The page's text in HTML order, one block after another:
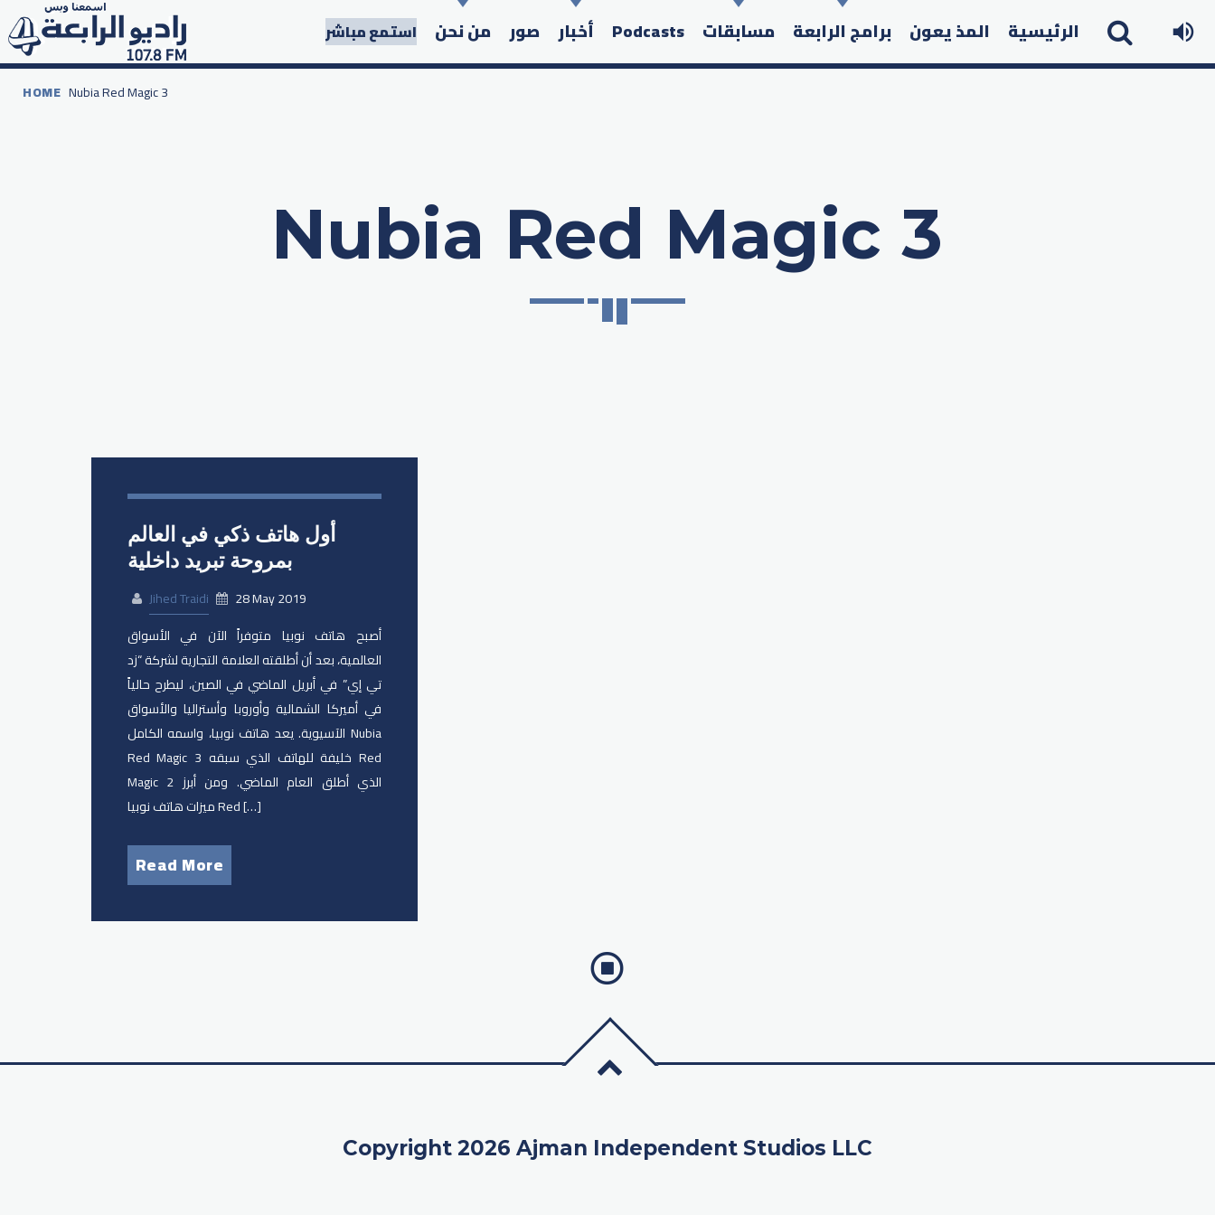
الرئيسية المذ يعون برامج الرابعة مسابقات Podcasts أخبار صور من نحن استمع مباشر
Search in the website:
HOME Nubia Red Magic 3
Nubia Red Magic 3
أول هاتف ذكي في العالم
بمروحة تبريد داخلية
Jihed Traidi
28 May 2019
أصبح هاتف نوبيا متوفراً الآن في الأسواق
العالمية، بعد أن أطلقته العلامة التجارية لشركة “زد
تي إي” في أبريل الماضي في الصين، ليطرح حالياً
في أميركا الشمالية وأوروبا وأستراليا والأسواق
الآسيوية. يعد هاتف نوبيا، واسمه الكامل Nubia
Red Magic 3 خليفة للهاتف الذي سبقه Red
Magic 2 الذي أطلق العام الماضي. ومن أبرز
ميزات هاتف نوبيا Red […]
Read More
Copyright 2026 Ajman Independent Studios LLC